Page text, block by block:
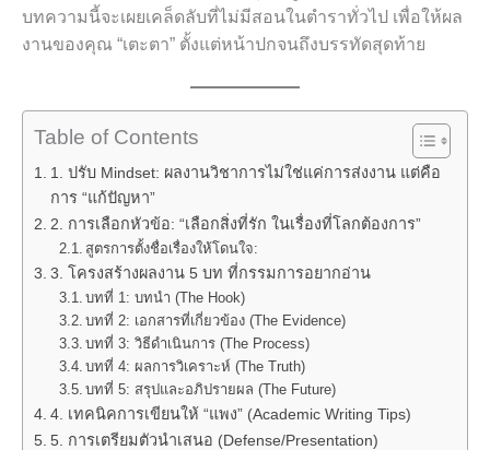
บทความนี้จะเผยเคล็ดลับที่ไม่มีสอนในตำราทั่วไป เพื่อให้ผล
งานของคุณ “เตะตา” ตั้งแต่หน้าปกจนถึงบรรทัดสุดท้าย
Table of Contents
1. ปรับ Mindset: ผลงานวิชาการไม่ใช่แค่การส่งงาน แต่คือ
การ “แก้ปัญหา”
2. การเลือกหัวข้อ: “เลือกสิ่งที่รัก ในเรื่องที่โลกต้องการ”
สูตรการตั้งชื่อเรื่องให้โดนใจ:
3. โครงสร้างผลงาน 5 บท ที่กรรมการอยากอ่าน
บทที่ 1: บทนำ (The Hook)
บทที่ 2: เอกสารที่เกี่ยวข้อง (The Evidence)
บทที่ 3: วิธีดำเนินการ (The Process)
บทที่ 4: ผลการวิเคราะห์ (The Truth)
บทที่ 5: สรุปและอภิปรายผล (The Future)
4. เทคนิคการเขียนให้ “แพง” (Academic Writing Tips)
5. การเตรียมตัวนำเสนอ (Defense/Presentation)